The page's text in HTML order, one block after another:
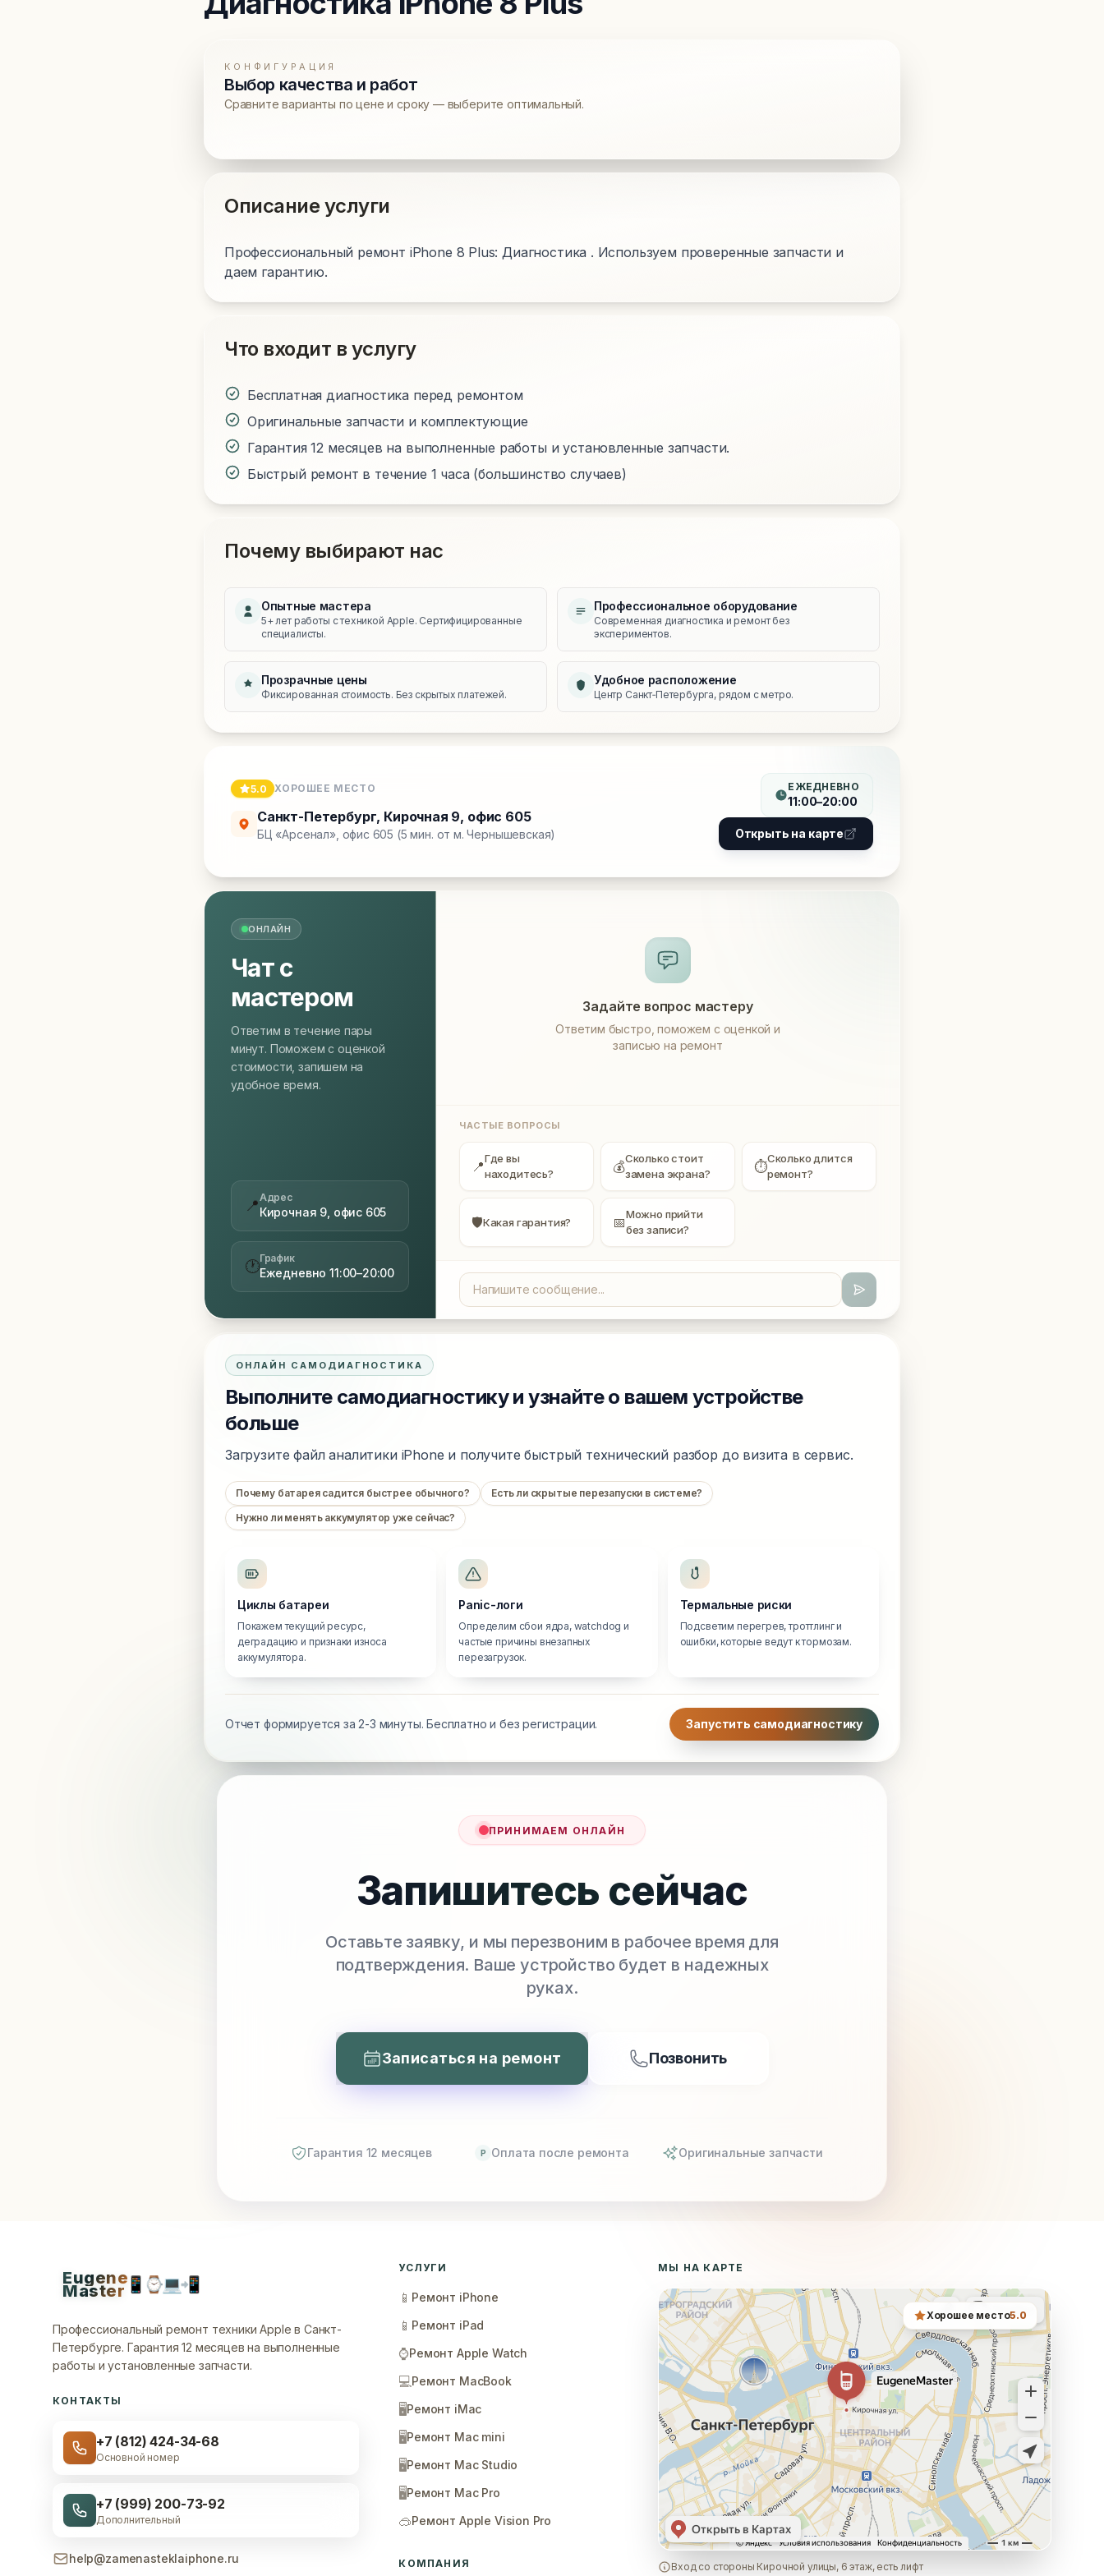
КОНФИГУРАЦИЯ
Выбор качества и работ
Сравните варианты по цене и сроку — выберите оптимальный.
Описание услуги
Профессиональный ремонт iPhone 8 Plus: Диагностика . Используем проверенные запчасти и
даем гарантию.
Что входит в услугу
Бесплатная диагностика перед ремонтом
Оригинальные запчасти и комплектующие
Гарантия 12 месяцев на выполненные работы и установленные запчасти.
Быстрый ремонт в течение 1 часа (большинство случаев)
Почему выбирают нас
Опытные мастера
5+ лет работы с техникой Apple. Сертифицированные
специалисты.
Профессиональное оборудование
Современная диагностика и ремонт без
экспериментов.
Прозрачные цены
Фиксированная стоимость. Без скрытых платежей.
Удобное расположение
Центр Санкт‑Петербурга, рядом с метро.
5.0 ХОРОШЕЕ МЕСТО
Санкт-Петербург, Кирочная 9, офис 605
БЦ «Арсенал», офис 605 (5 мин. от м. Чернышевская)
ЕЖЕДНЕВНО
11:00–20:00
Открыть на карте
ОНЛАЙН
Чат с
мастером
Ответим в течение пары
минут. Поможем с оценкой
стоимости, запишем на
удобное время.
📍Адрес
Кирочная 9, офис 605
🕐График
Ежедневно 11:00–20:00
Задайте вопрос мастеру
Ответим быстро, поможем с оценкой и
записью на ремонт
ЧАСТЫЕ ВОПРОСЫ
📍Где вы
находитесь?
💰Сколько стоит
замена экрана?
⏱Сколько длится
ремонт?
🛡Какая гарантия? 📅Можно прийти
без записи?
ОНЛАЙН САМОДИАГНОСТИКА
Выполните самодиагностику и узнайте о вашем устройстве
больше
Загрузите файл аналитики iPhone и получите быстрый технический разбор до визита в сервис.
Почему батарея садится быстрее обычного?
Есть ли скрытые перезапуски в системе?
Нужно ли менять аккумулятор уже сейчас?
Циклы батареи
Покажем текущий ресурс,
деградацию и признаки износа
аккумулятора.
Panic-логи
Определим сбои ядра, watchdog и
частые причины внезапных
перезагрузок.
Термальные риски
Подсветим перегрев, троттлинг и
ошибки, которые ведут к тормозам.
Отчет формируется за 2-3 минуты. Бесплатно и без регистрации. Запустить самодиагностику
ПРИНИМАЕМ ОНЛАЙН
Запишитесь сейчас
Оставьте заявку, и мы перезвоним в рабочее время для
подтверждения. Ваше устройство будет в надежных
руках.
Записаться на ремонт Позвонить
Гарантия 12 месяцев P Оплата после ремонта Оригинальные запчасти
Eugene
Master📱 ⌚💻📲
Профессиональный ремонт техники Apple в Санкт-
Петербурге. Гарантия 12 месяцев на выполненные
работы и установленные запчасти.
КОНТАКТЫ
+7 (812) 424-34-68
Основной номер
+7 (999) 200-73-92
Дополнительный
help@zamenasteklaiphone.ru
УСЛУГИ
📱 Ремонт iPhone
📱 Ремонт iPad
⌚Ремонт Apple Watch
💻Ремонт MacBook
🖥️Ремонт iMac
🖥️Ремонт Mac mini
🖥️Ремонт Mac Studio
🖥️Ремонт Mac Pro
🥽Ремонт Apple Vision Pro
КОМПАНИЯ
МЫ НА КАРТЕ
Хорошее место5.0
Вход со стороны Кирочной улицы, 6 этаж, есть лифт